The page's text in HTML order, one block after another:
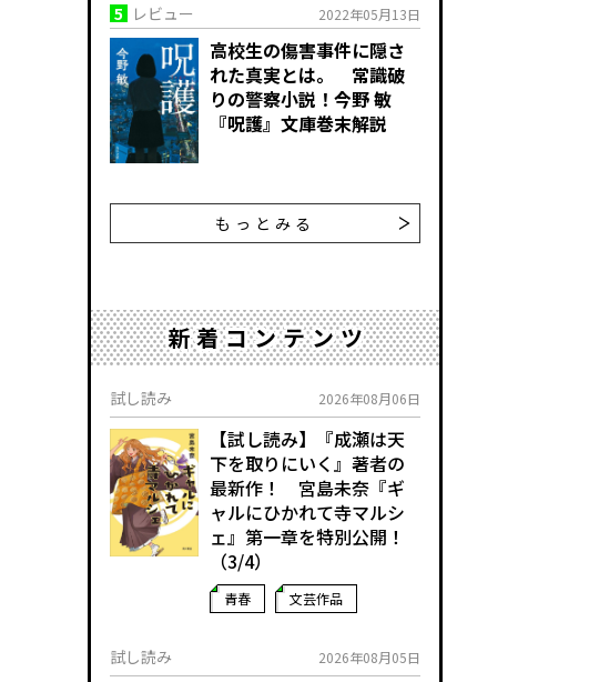
5 レビュー 2022年05月13日
高校生の傷害事件に隠さ
れた真実とは。 常識破
りの警察小説！――今野 敏
『呪護』文庫巻末解説
もっとみる
新着コンテンツ
試し読み 2026年08月06日
【試し読み】『成瀬は天
下を取りにいく』著者の
最新作！ 宮島未奈『ギ
ャルにひかれて寺マルシ
ェ』第一章を特別公開！
（3/4）
青春 文芸作品
試し読み 2026年08月05日